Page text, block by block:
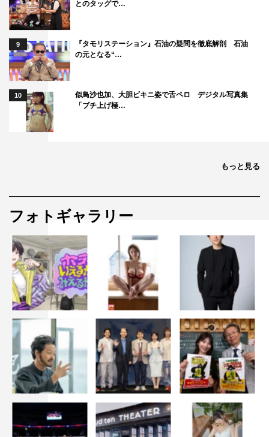
とのタッグで…
9
『タモリステーション』石油の疑問を徹底解剖 石油
の元となる“…
10
似鳥沙也加、大胆ビキニ姿で舌ペロ デジタル写真集
「ブチ上げ極…
もっと見る
フォトギャラリー